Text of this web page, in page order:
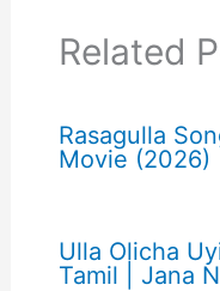
Related
Rasagulla
Movie (2026)
Ulla Olicha
Tamil | Jana